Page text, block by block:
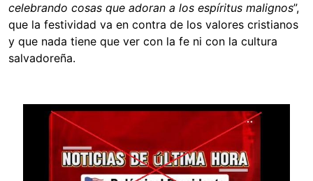
celebrando cosas que adoran a los espíritus malignos”,
que la festividad va en contra de los valores cristianos
y que nada tiene que ver con la fe ni con la cultura
salvadoreña.